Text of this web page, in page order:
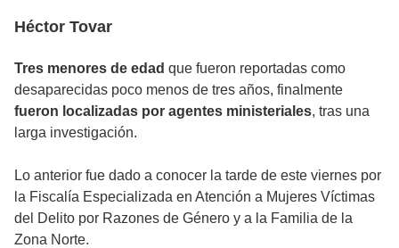
Héctor Tovar
Tres menores de edad que fueron reportadas como
desaparecidas poco menos de tres años, finalmente
fueron localizadas por agentes ministeriales, tras una
larga investigación.
Lo anterior fue dado a conocer la tarde de este viernes por
la Fiscalía Especializada en Atención a Mujeres Víctimas
del Delito por Razones de Género y a la Familia de la
Zona Norte.